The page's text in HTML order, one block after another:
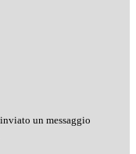
un messaggio